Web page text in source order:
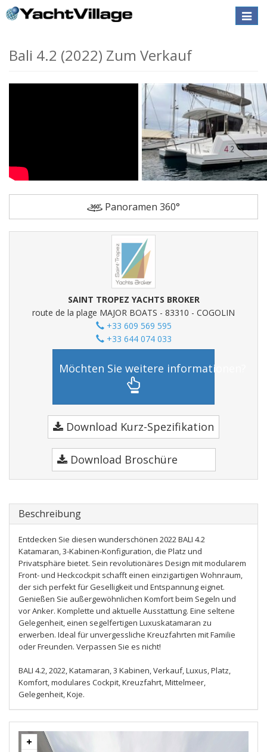
Toggle
Bali 4.2 (2022) Zum Verkauf
Panoramen 360°
SAINT TROPEZ YACHTS BROKER
route de la plage MAJOR BOATS - 83310 - COGOLIN
+33 609 569 595
+33 644 074 033
Möchten Sie weitere informationen?
Download Kurz-Spezifikation
Download Broschüre
Beschreibung
Entdecken Sie diesen wunderschönen 2022 BALI 4.2
Katamaran, 3-Kabinen-Konfiguration, die Platz und
Privatsphäre bietet. Sein revolutionäres Design mit modularem
Front- und Heckcockpit schafft einen einzigartigen Wohnraum,
der sich perfekt für Geselligkeit und Entspannung eignet.
Genießen Sie außergewöhnlichen Komfort beim Segeln und
vor Anker. Komplette und aktuelle Ausstattung. Eine seltene
Gelegenheit, einen segelfertigen Luxuskatamaran zu
erwerben. Ideal für unvergessliche Kreuzfahrten mit Familie
oder Freunden. Verpassen Sie es nicht!
BALI 4.2, 2022, Katamaran, 3 Kabinen, Verkauf, Luxus, Platz,
Komfort, modulares Cockpit, Kreuzfahrt, Mittelmeer,
Gelegenheit, Koje.